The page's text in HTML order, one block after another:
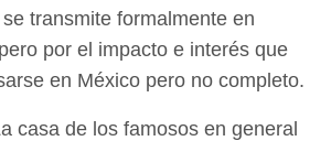
transmite formalmente en
por el impacto e interés que
en México pero no completo.
casa de los famosos en general